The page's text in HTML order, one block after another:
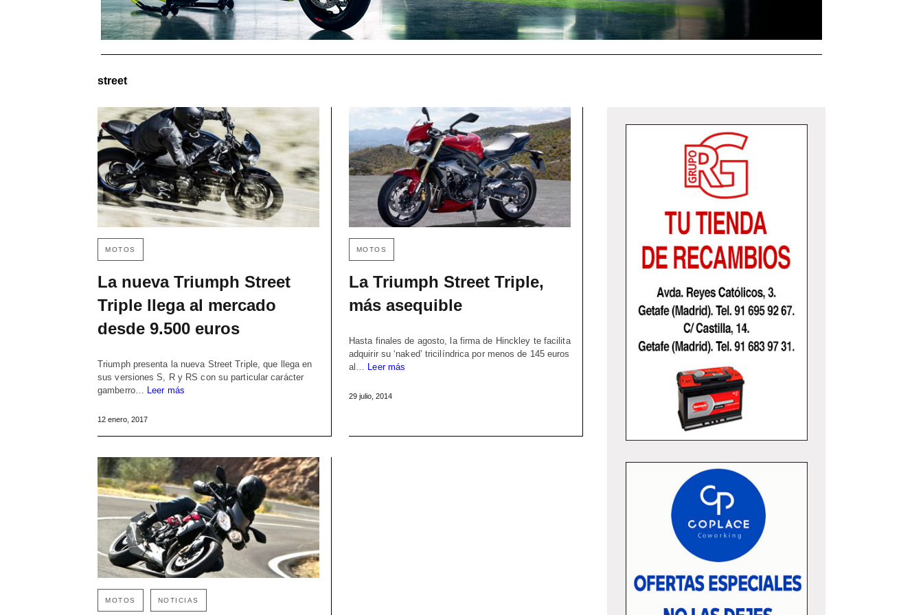
street
MOTOS
La nueva Triumph Street
Triple llega al mercado
desde 9.500 euros
Triumph presenta la nueva Street Triple, que llega en
sus versiones S, R y RS con su particular carácter
gamberro… Leer más
12 enero, 2017
MOTOS
La Triumph Street Triple,
más asequible
Hasta finales de agosto, la firma de Hinckley te facilita
adquirir su ‘naked’ tricilíndrica por menos de 145 euros
al… Leer más
29 julio, 2014
MOTOS NOTICIAS